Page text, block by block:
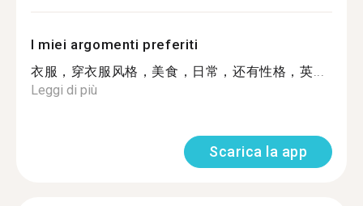
I miei argomenti preferiti
衣服，穿衣服风格，美食，日常，还有性格，英...
Leggi di più
Scarica la app